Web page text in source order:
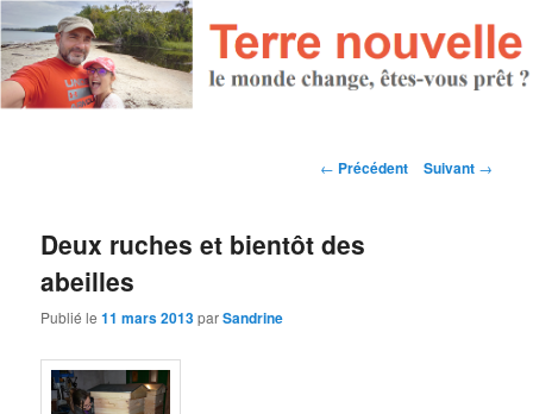
Navigation des articles
← Précédent Suivant →
Deux ruches et bientôt des
abeilles
Publié le11 mars 2013parSandrine